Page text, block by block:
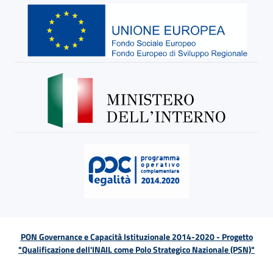
PON Governance e Capacità Istituzionale 2014-2020 - Progetto
"Qualificazione dell'INAIL come Polo Strategico Nazionale (PSN)"